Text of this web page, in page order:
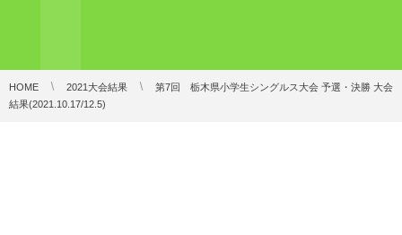
HOME 2021大会結果
第7回 栃木県小学生シングルス大会 予選・決勝 大会
結果(2021.10.17/12.5)